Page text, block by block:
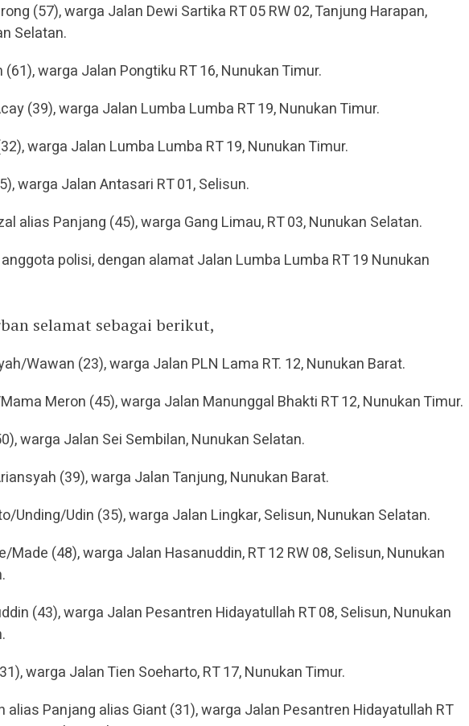
(57), warga Jalan Dewi Sartika RT 05 RW 02, Tanjung Harapan,
Selatan.
(61), warga Jalan Pongtiku RT 16, Nunukan Timur.
(39), warga Jalan Lumba Lumba RT 19, Nunukan Timur.
warga Jalan Lumba Lumba RT 19, Nunukan Timur.
warga Jalan Antasari RT 01, Selisun.
alias Panjang (45), warga Gang Limau, RT 03, Nunukan Selatan.
polisi, dengan alamat Jalan Lumba Lumba RT 19 Nunukan
selamat sebagai berikut,
Wawan (23), warga Jalan PLN Lama RT. 12, Nunukan Barat.
Meron (45), warga Jalan Manunggal Bhakti RT 12, Nunukan Timur.
warga Jalan Sei Sembilan, Nunukan Selatan.
(39), warga Jalan Tanjung, Nunukan Barat.
Unding/Udin (35), warga Jalan Lingkar, Selisun, Nunukan Selatan.
Made (48), warga Jalan Hasanuddin, RT 12 RW 08, Selisun, Nunukan
(43), warga Jalan Pesantren Hidayatullah RT 08, Selisun, Nunukan
warga Jalan Tien Soeharto, RT 17, Nunukan Timur.
alias Panjang alias Giant (31), warga Jalan Pesantren Hidayatullah RT